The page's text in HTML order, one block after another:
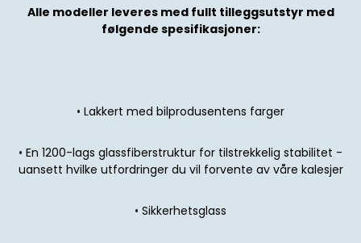
Alle modeller leveres med fullt tilleggsutstyr med
følgende spesifikasjoner:
• Lakkert med bilprodusentens farger
• En 1200-lags glassfiberstruktur for tilstrekkelig stabilitet -
uansett hvilke utfordringer du vil forvente av våre kalesjer
• Sikkerhetsglass